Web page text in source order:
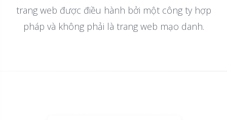
trang web được điều hành bởi một công ty hợp
pháp và không phải là trang web mạo danh.